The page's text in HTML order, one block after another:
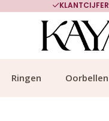
Ringen Oorbellen